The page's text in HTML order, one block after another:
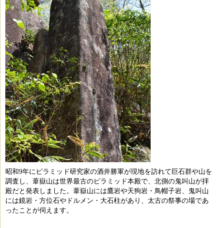
昭和9年にピラミッド研究家の酒井勝軍が現地を訪れて巨石群や山を
調査し、葦嶽山は世界最古のピラミッド本殿で、北側の鬼叫山が拝
殿だと発表しました。葦嶽山には鷹岩や天狗岩・鳥帽子岩、鬼叫山
には鏡岩・方位石やドルメン・大石柱があり、太古の祭事の場であ
ったことが伺えます。